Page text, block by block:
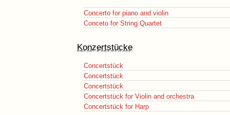
Concerto for piano and violin
Conceto for String Quartet
Konzertstücke
Concertstück
Concertstück
Concertstück
Concertstück for Violin and orchestra
Concertstück for Harp